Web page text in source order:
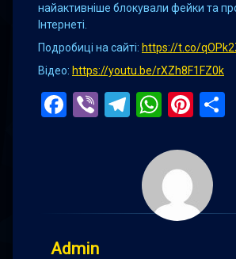
найактивніше блокували фейки та
Інтернеті.
Подробиці на сайті: https://t.co/
Відео: https://youtu.be/rXZh8F1FZ0k
Facebook
ViberTelegram
Admin